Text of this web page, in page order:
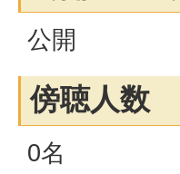
公開
傍聴人数
0名